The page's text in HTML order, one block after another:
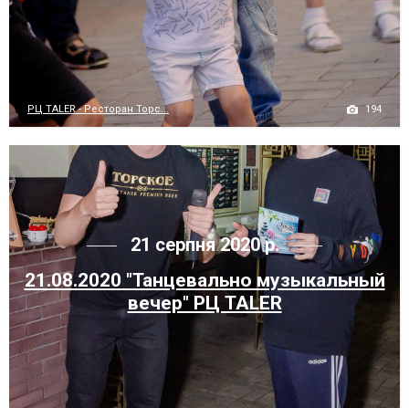
РЦ TALER - Ресторан Торс... 194
21 серпня 2020 р.
21.08.2020 "Танцевально музыкальный
вечер" РЦ TALER